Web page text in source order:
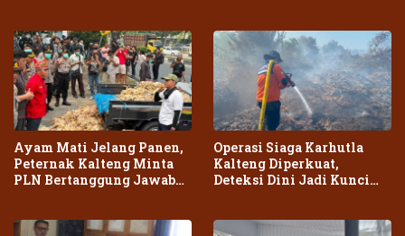
Ayam Mati Jelang Panen,
Peternak Kalteng Minta
PLN Bertanggung Jawab
Operasi Siaga Karhutla
Kalteng Diperkuat,
Deteksi Dini Jadi Kunci